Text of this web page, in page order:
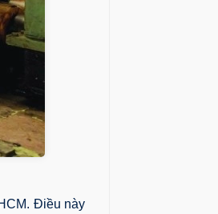
Điều này